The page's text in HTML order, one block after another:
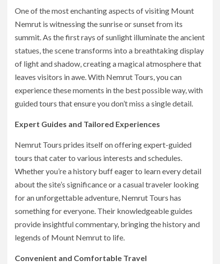
One of the most enchanting aspects of visiting Mount
Nemrut is witnessing the sunrise or sunset from its
summit. As the first rays of sunlight illuminate the ancient
statues, the scene transforms into a breathtaking display
of light and shadow, creating a magical atmosphere that
leaves visitors in awe. With Nemrut Tours, you can
experience these moments in the best possible way, with
guided tours that ensure you don’t miss a single detail.
Expert Guides and Tailored Experiences
Nemrut Tours prides itself on offering expert-guided
tours that cater to various interests and schedules.
Whether you’re a history buff eager to learn every detail
about the site’s significance or a casual traveler looking
for an unforgettable adventure, Nemrut Tours has
something for everyone. Their knowledgeable guides
provide insightful commentary, bringing the history and
legends of Mount Nemrut to life.
Convenient and Comfortable Travel